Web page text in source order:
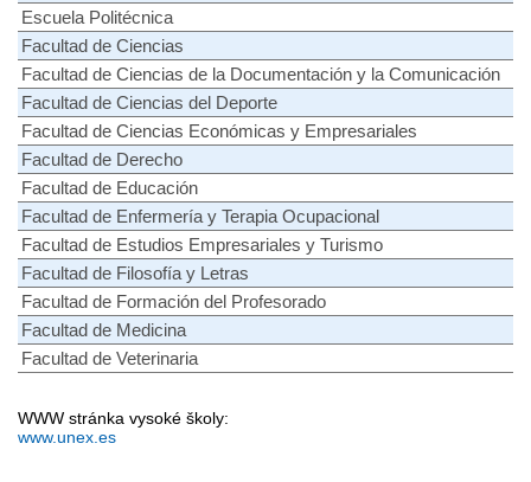
Escuela Politécnica
Facultad de Ciencias
Facultad de Ciencias de la Documentación y la Comunicación
Facultad de Ciencias del Deporte
Facultad de Ciencias Económicas y Empresariales
Facultad de Derecho
Facultad de Educación
Facultad de Enfermería y Terapia Ocupacional
Facultad de Estudios Empresariales y Turismo
Facultad de Filosofía y Letras
Facultad de Formación del Profesorado
Facultad de Medicina
Facultad de Veterinaria
WWW stránka vysoké školy:
www.unex.es